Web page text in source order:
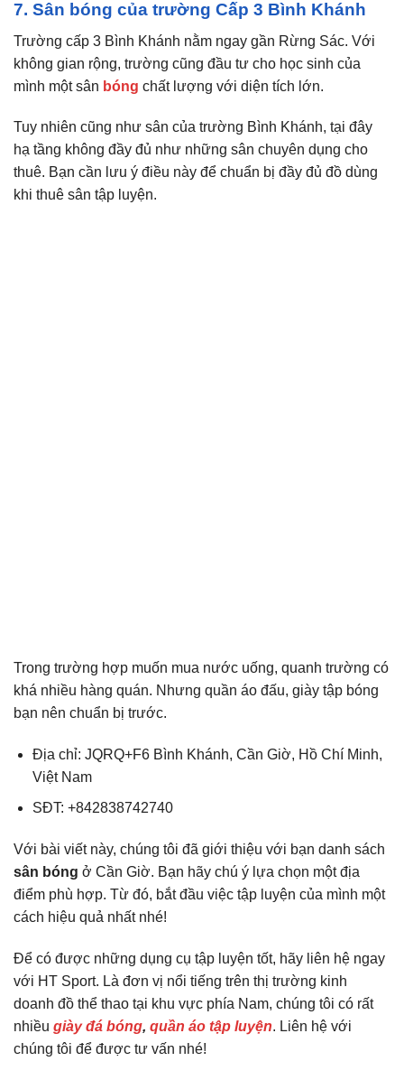
7. Sân bóng của trường Cấp 3 Bình Khánh
Trường cấp 3 Bình Khánh nằm ngay gần Rừng Sác. Với
không gian rộng, trường cũng đầu tư cho học sinh của
mình một sân bóng chất lượng với diện tích lớn.
Tuy nhiên cũng như sân của trường Bình Khánh, tại đây
hạ tầng không đầy đủ như những sân chuyên dụng cho
thuê. Bạn cần lưu ý điều này để chuẩn bị đầy đủ đồ dùng
khi thuê sân tập luyện.
Trong trường hợp muốn mua nước uống, quanh trường có
khá nhiều hàng quán. Nhưng quần áo đấu, giày tập bóng
bạn nên chuẩn bị trước.
Địa chỉ: JQRQ+F6 Bình Khánh, Cần Giờ, Hồ Chí Minh,
Việt Nam
SĐT: +842838742740
Với bài viết này, chúng tôi đã giới thiệu với bạn danh sách
sân bóng ở Cần Giờ. Bạn hãy chú ý lựa chọn một địa
điểm phù hợp. Từ đó, bắt đầu việc tập luyện của mình một
cách hiệu quả nhất nhé!
Để có được những dụng cụ tập luyện tốt, hãy liên hệ ngay
với HT Sport. Là đơn vị nổi tiếng trên thị trường kinh
doanh đồ thể thao tại khu vực phía Nam, chúng tôi có rất
nhiều giày đá bóng, quần áo tập luyện. Liên hệ với
chúng tôi để được tư vấn nhé!